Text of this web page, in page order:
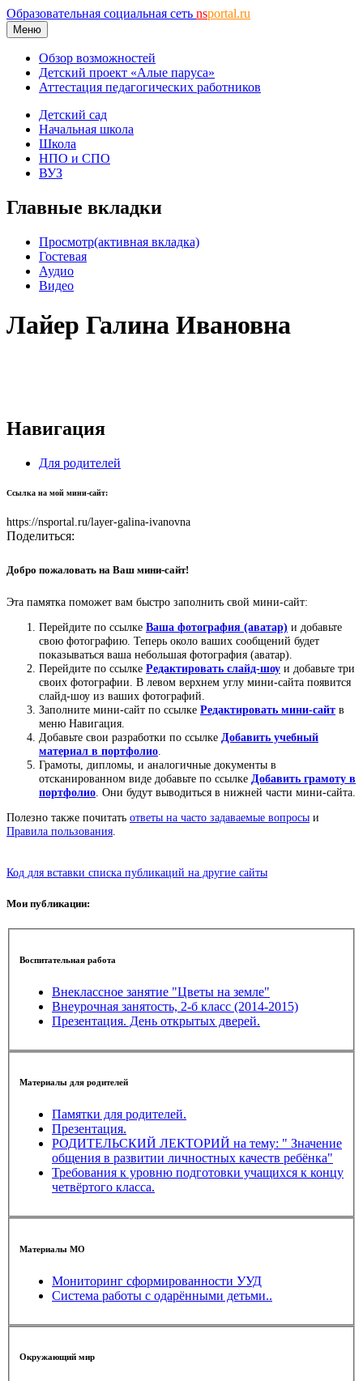
Образовательная социальная сеть nsportal.ru
Меню
Обзор возможностей
Детский проект «Алые паруса»
Аттестация педагогических работников
Детский сад
Начальная школа
Школа
НПО и СПО
ВУЗ
Главные вкладки
Просмотр(активная вкладка)
Гостевая
Аудио
Видео
Лайер Галина Ивановна
Навигация
Для родителей
Ссылка на мой мини-сайт:
https://nsportal.ru/layer-galina-ivanovna
Поделиться:
Добро пожаловать на Ваш мини-сайт!
Эта памятка поможет вам быстро заполнить свой мини-сайт:
Перейдите по ссылке Ваша фотография (аватар) и добавьте
свою фотографию. Теперь около ваших сообщений будет
показываться ваша небольшая фотография (аватар).
Перейдите по ссылке Редактировать слайд-шоу и добавьте три
своих фотографии. В левом верхнем углу мини-сайта появится
слайд-шоу из ваших фотографий.
Заполните мини-сайт по ссылке Редактировать мини-сайт в
меню Навигация.
Добавьте свои разработки по ссылке Добавить учебный
материал в портфолио
Грамоты, дипломы, и аналогичные документы в
отсканированном виде добавьте по ссылке Добавить грамоту в
портфолио . Они будут выводиться в нижней части мини-сайта.
Полезно также почитать ответы на часто задаваемые вопросы и
Правила пользования.
Код для вставки списка публикаций на другие сайты
Мои публикации:
Воспитательная работа
Внеклассное занятие "Цветы на земле"
Внеурочная занятость, 2-б класс (2014-2015)
Презентация. День открытых дверей.
Материалы для родителей
Памятки для родителей.
Презентация.
РОДИТЕЛЬСКИЙ ЛЕКТОРИЙ на тему: " Значение
общения в развитии личностных качеств ребёнка"
Требования к уровню подготовки учащихся к концу
четвёртого класса.
Материалы МО
Мониторинг сформированности УУД
Система работы с одарёнными детьми..
Окружающий мир